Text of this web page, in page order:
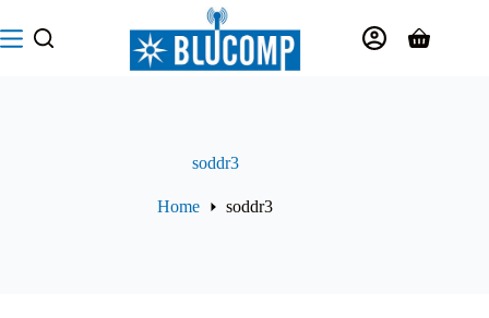
al
contenuto
Carrello
soddr3
Home soddr3